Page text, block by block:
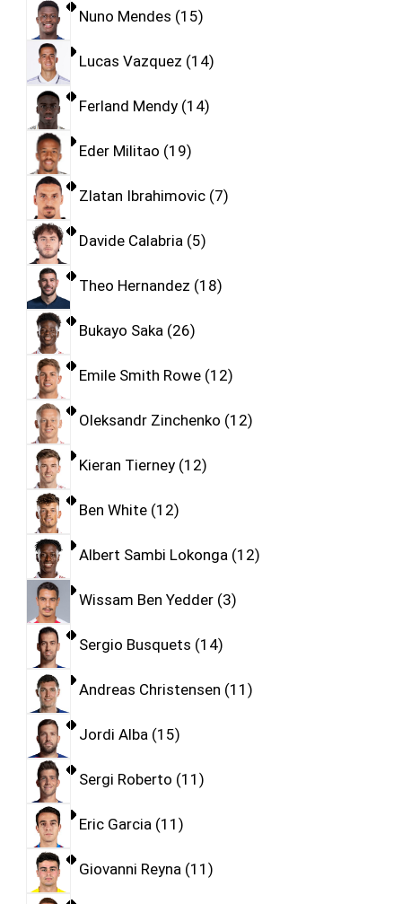
Nuno Mendes 15
Lucas Vazquez 14
Ferland Mendy 14
Eder Militao 19
Zlatan Ibrahimovic 7
Davide Calabria 5
Theo Hernandez 18
Bukayo Saka 26
Emile Smith Rowe 12
Oleksandr Zinchenko 12
Kieran Tierney 12
Ben White 12
Albert Sambi Lokonga 12
Wissam Ben Yedder 3
Sergio Busquets 14
Andreas Christensen 11
Jordi Alba 15
Sergi Roberto 11
Eric Garcia 11
Giovanni Reyna 11